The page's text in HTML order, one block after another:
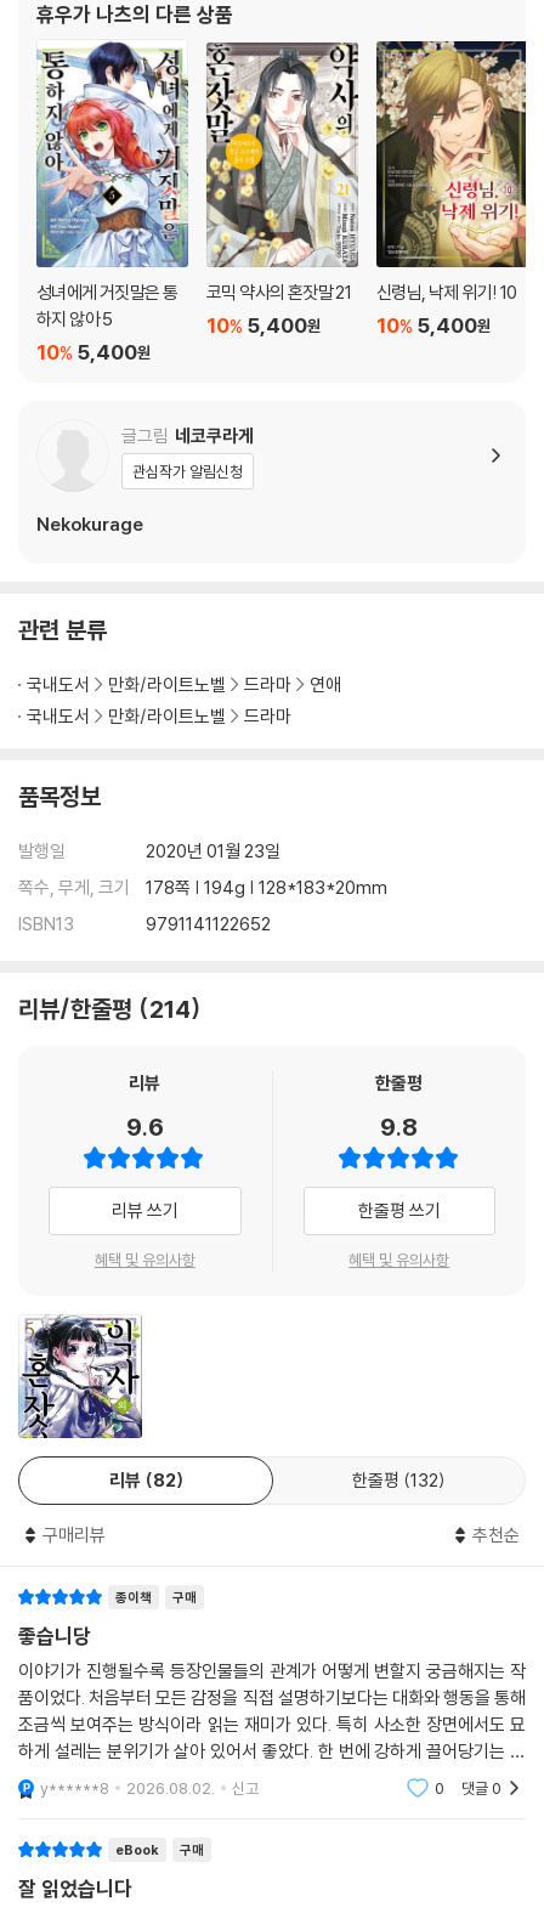
휴우가 나츠의 다른 상품
성녀에게 거짓말은 통
하지 않아 5
5,400원
10%
코믹 약사의 혼잣말 21
5,400원
10%
신령님, 낙제 위기! 10
5,400원
10%
글그림 네코쿠라게
관심작가 알림신청
Nekokurage
관련 분류
국내도서 만화/라이트노벨 드라마
연애
국내도서
만화/라이트노벨 드라마
품목정보
발행일
2020년 01월 23일
쪽수, 무게, 크기
178쪽 | 194g | 128*183*20mm
ISBN13
9791141122652
리뷰/한줄평 214
리뷰
9.6
리뷰 쓰기
혜택 및 유의사항
한줄평
9.8
한줄평 쓰기
혜택 및 유의사항
리뷰 82 한줄평 132
구매리뷰 추천순
종이책 구매
좋습니당
이야기가 진행될수록 등장인물들의 관계가 어떻게 변할지 궁금해지는 작
품이었다. 처음부터 모든 감정을 직접 설명하기보다는 대화와 행동을 통해
조금씩 보여주는 방식이라 읽는 재미가 있다. 특히 사소한 장면에서도 묘
하게 설레는 분위기가 살아 있어서 좋았다. 한 번에 강하게 끌어당기는 작
품이라기보다 읽을수록 정이 들고 계속 다음 권을 찾게 되는 느낌이다.
y******8 2026.08.02. 신고 0 댓글0
eBook 구매
잘 읽었습니다